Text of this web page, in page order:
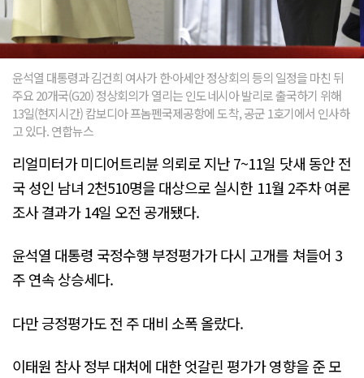
윤석열 대통령과 김건희 여사가 한·아세안 정상회의 등의 일정을 마친 뒤
주요 20개국(G20) 정상회의가 열리는 인도네시아 발리로 출국하기 위해
13일(현지시간) 캄보디아 프놈펜국제공항에 도착, 공군 1호기에서 인사하
고 있다. 연합뉴스
리얼미터가 미디어트리뷴 의뢰로 지난 7~11일 닷새 동안 전
국 성인 남녀 2천510명을 대상으로 실시한 11월 2주차 여론
조사 결과가 14일 오전 공개됐다.
윤석열 대통령 국정수행 부정평가가 다시 고개를 쳐들어 3
주 연속 상승세다.
다만 긍정평가도 전 주 대비 소폭 올랐다.
이태원 참사 정부 대처에 대한 엇갈린 평가가 영향을 준 모